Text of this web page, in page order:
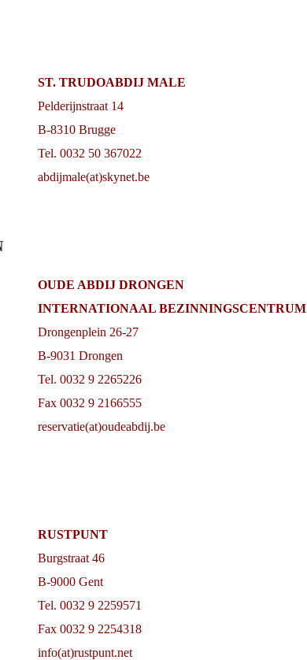
ST. TRUDOABDIJ MALE
Pelderijnstraat 14
B-8310 Brugge
Tel. 0032 50 367022
abdijmale(at)skynet.be
OUDE ABDIJ DRONGEN
INTERNATIONAAL BEZINNINGSCENTRUM
Drongenplein 26-27
B-9031 Drongen
Tel. 0032 9 2265226
Fax 0032 9 2166555
reservatie(at)oudeabdij.be
RUSTPUNT
Burgstraat 46
B-9000 Gent
Tel. 0032 9 2259571
Fax 0032 9 2254318
info(at)rustpunt.net